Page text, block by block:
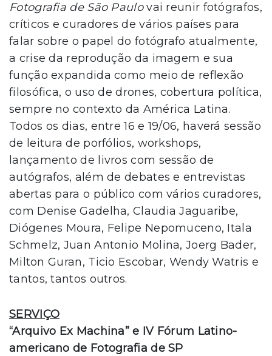
Fotografia de São Paulovai reunir fotógrafos,
críticos e curadores de vários países para
falar sobre o papel do fotógrafo atualmente,
a crise da reprodução da imagem e sua
função expandida como meio de reflexão
filosófica, o uso de drones, cobertura política,
sempre no contexto da América Latina.
Todos os dias, entre 16 e 19/06, haverá sessão
de leitura de porfólios, workshops,
lançamento de livros com sessão de
autógrafos, além de debates e entrevistas
abertas para o público com vários curadores,
com Denise Gadelha, Claudia Jaguaribe,
Diógenes Moura, Felipe Nepomuceno, Itala
Schmelz, Juan Antonio Molina, Joerg Bader,
Milton Guran, Ticio Escobar, Wendy Watris e
tantos, tantos outros.
SERVIÇO
“Arquivo Ex Machina” e IV Fórum Latino-
americano de Fotografia de SP